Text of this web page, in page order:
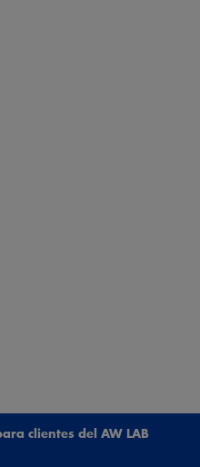
clientes del AW LAB